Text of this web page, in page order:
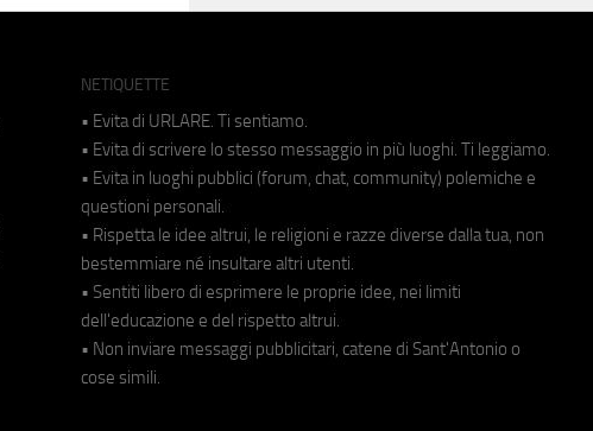
NETIQUETTE
• Evita di URLARE. Ti sentiamo.
• Evita di scrivere lo stesso messaggio in più luoghi. Ti leggiamo.
• Evita in luoghi pubblici (forum, chat, community) polemiche e
questioni personali.
• Rispetta le idee altrui, le religioni e razze diverse dalla tua, non
bestemmiare né insultare altri utenti.
• Sentiti libero di esprimere le proprie idee, nei limiti
dell'educazione e del rispetto altrui.
• Non inviare messaggi pubblicitari, catene di Sant'Antonio o
cose simili.